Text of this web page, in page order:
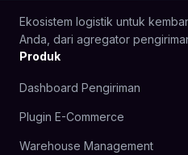
Ekosistem logistik untuk
Anda, dari agregator
Produk
Dashboard Pengiriman
Plugin E-Commerce
Warehouse Management